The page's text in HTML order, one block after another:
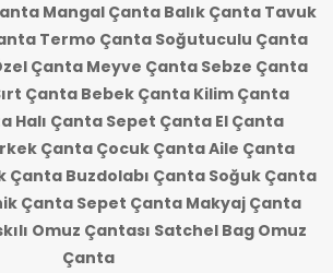
Mangal Çanta Balık Çanta Tavuk
Termo Çanta Soğutuculu Çanta
Çanta Meyve Çanta Sebze Çanta
Çanta Bebek Çanta Kilim Çanta
Halı Çanta Sepet Çanta El Çanta
Çanta Çocuk Çanta Aile Çanta
Çanta Buzdolabı Çanta Soğuk Çanta
Çanta Sepet Çanta Makyaj Çanta
Omuz Çantası Satchel Bag Omuz
Çanta